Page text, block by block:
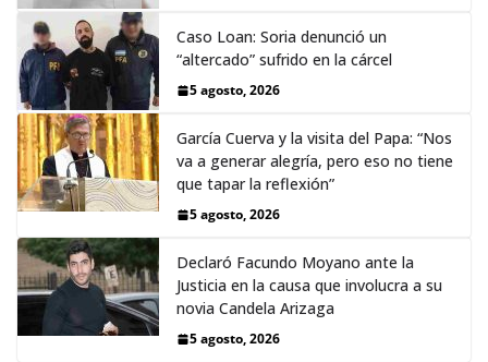
Caso Loan: Soria denunció un
“altercado” sufrido en la cárcel
5 agosto, 2026
García Cuerva y la visita del Papa: “Nos
va a generar alegría, pero eso no tiene
que tapar la reflexión”
5 agosto, 2026
Declaró Facundo Moyano ante la
Justicia en la causa que involucra a su
novia Candela Arizaga
5 agosto, 2026